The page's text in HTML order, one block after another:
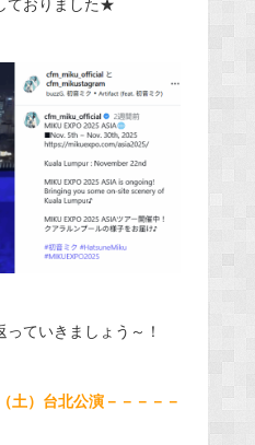
ておりました★
ていきましょう～！
）台北公演－－－－－